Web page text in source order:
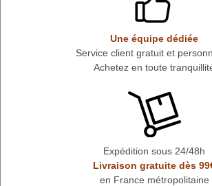
Une équipe dédiée
Service client gratuit et
Achetez en toute
Expédition sous 24/48h
Livraison gratuite dès
en France métropolitaine